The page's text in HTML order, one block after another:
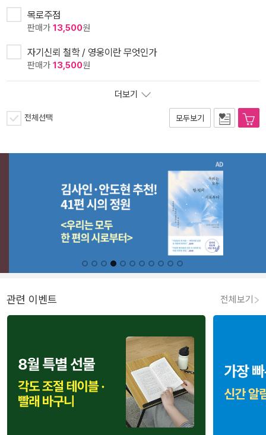
목로주점
판매가 13,500원
자기신뢰 철학 / 영웅이란 무엇인가
판매가 13,500원
더보기
전체선택 모두보기
관련 이벤트 전체보기